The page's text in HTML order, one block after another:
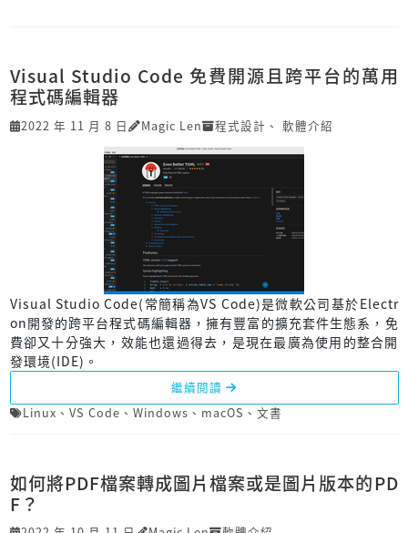
Visual Studio Code 免費開源且跨平台的萬用
程式碼編輯器
2022 年 11 月 8 日 Magic Len 程式設計 、 軟體介紹
Visual Studio Code(常簡稱為VS Code)是微軟公司基於Electr
on開發的跨平台程式碼編輯器，擁有豐富的擴充套件生態系，免
費卻又十分強大，效能也還過得去，是現在最廣為使用的整合開
發環境(IDE)。
繼續閱讀
Linux 、 VS Code 、 Windows 、 macOS 、 文書
如何將PDF檔案轉成圖片檔案或是圖片版本的PD
F？